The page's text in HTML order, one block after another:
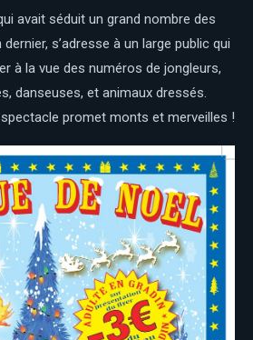
avait séduit un grand nombre des
dernier, s’adresse à un large public qui
à la vue des numéros de jongleurs,
danseuses, et animaux dressés.
promet monts et merveilles !